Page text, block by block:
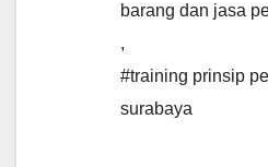
barang dan jasa
,
#training prinsip
surabaya